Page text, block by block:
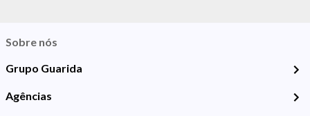
Sobre nós
Grupo Guarida
Agências